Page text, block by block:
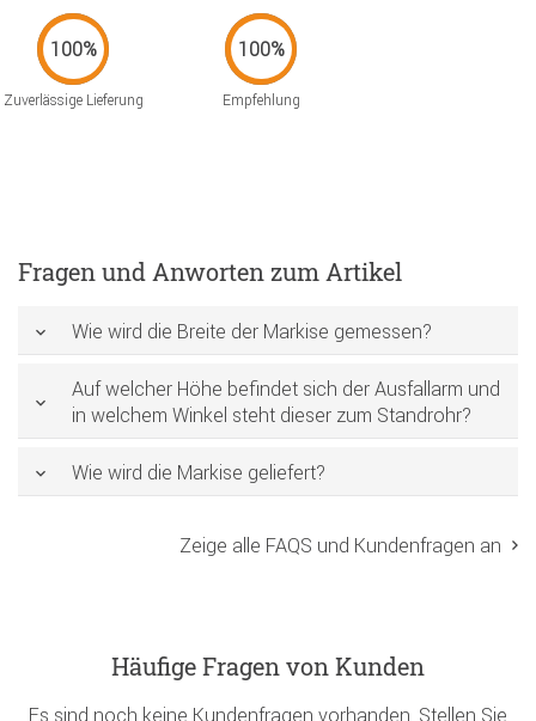
Zuverlässige Lieferung Empfehlung
Fragen und Anworten zum Artikel
Wie wird die Breite der Markise gemessen?
Auf welcher Höhe befindet sich der Ausfallarm und
in welchem Winkel steht dieser zum Standrohr?
Wie wird die Markise geliefert?
Zeige alle FAQS und Kundenfragen an
Häufige Fragen von Kunden
Es sind noch keine Kundenfragen vorhanden. Stellen Sie